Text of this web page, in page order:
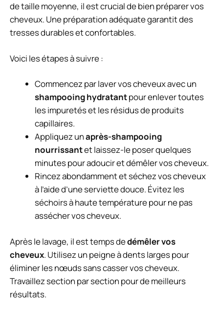
de taille moyenne, il est crucial de bien préparer vos
cheveux. Une préparation adéquate garantit des
tresses durables et confortables.
Voici les étapes à suivre :
Commencez par laver vos cheveux avec un
shampooing hydratantpour enlever toutes
les impuretés et les résidus de produits
capillaires.
Appliquez unaprès-shampooing
nourrissantet laissez-le poser quelques
minutes pour adoucir et démêler vos cheveux.
Rincez abondamment et séchez vos cheveux
à l’aide d’une serviette douce. Évitez les
séchoirs à haute température pour ne pas
assécher vos cheveux.
Après le lavage, il est temps dedémêler vos
cheveux. Utilisez un peigne à dents larges pour
éliminer les nœuds sans casser vos cheveux.
Travaillez section par section pour de meilleurs
résultats.